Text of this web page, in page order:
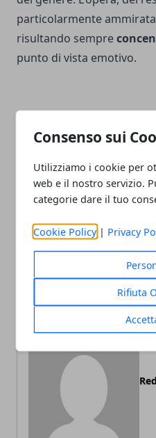
Consenso sui
Utilizziamo i cookie per
web e il nostro servizio.
categorie dare il tuo
Cookie Policy | Privacy
Rifiuta
particolarmente
risultando sempre
punto di vista emotivo.
Articolo Precedente
La battaglia dei sessi: il
film si ispira ad una storia